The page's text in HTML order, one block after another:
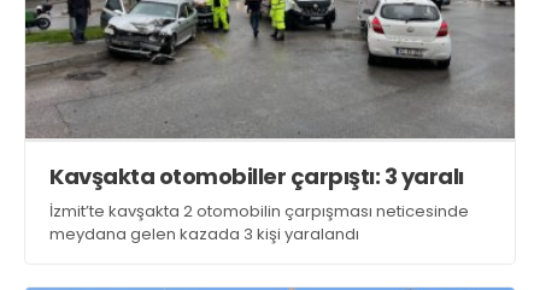
Kavşakta otomobiller çarpıştı: 3 yaralı
İzmit’te kavşakta 2 otomobilin çarpışması neticesinde
meydana gelen kazada 3 kişi yaralandı